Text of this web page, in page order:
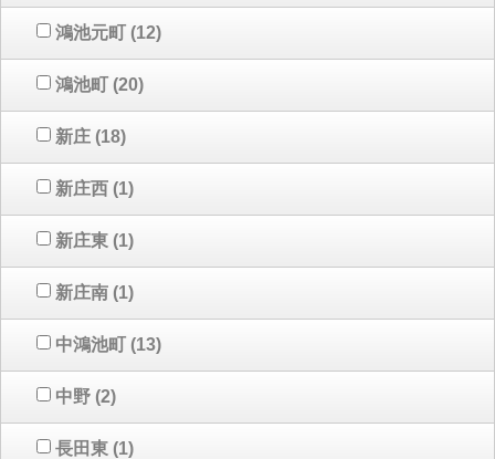
鴻池元町 (12)
鴻池町 (20)
新庄 (18)
新庄西 (1)
新庄東 (1)
新庄南 (1)
中鴻池町 (13)
中野 (2)
長田東 (1)